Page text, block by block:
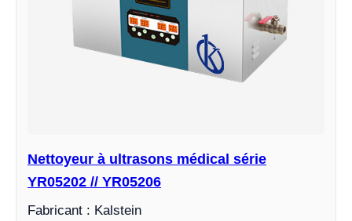
Nettoyeur à ultrasons médical série
YR05202 // YR05206
Fabricant : Kalstein